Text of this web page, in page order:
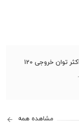
کابل تایپ سی 120 وات BAVIN مدل CB359 حداکثر توان خروجی 120
مشاهده همه